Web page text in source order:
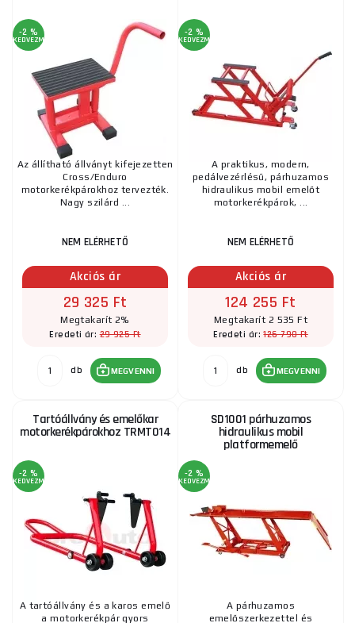
-2 %
KEDVEZMÉNY
Az állítható állványt kifejezetten
Cross/Enduro
motorkerékpárokhoz tervezték.
Nagy szilárd ...
NEM ELÉRHETŐ
Akciós ár
29 325 Ft
Megtakarít 2%
Eredeti ár:29 925 Ft
db MEGVENNI
-2 %
KEDVEZMÉNY
A praktikus, modern,
pedálvezérlésű, párhuzamos
hidraulikus mobil emelőt
motorkerékpárok, ...
NEM ELÉRHETŐ
Akciós ár
124 255 Ft
Megtakarít 2 535 Ft
Eredeti ár:126 790 Ft
db MEGVENNI
Tartóállvány és emelőkar
motorkerékpárokhoz TRMT014
-2 %
KEDVEZMÉNY
A tartóállvány és a karos emelő
a motorkerékpár gyors
SD1001 párhuzamos
hidraulikus mobil
platformemelő
-2 %
KEDVEZMÉNY
A párhuzamos
emelőszerkezettel és